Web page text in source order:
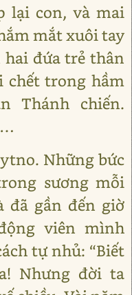
lại con, và mai
mắt xuôi tay
hai đứa trẻ thân
chết trong hầm
Thánh chiến.
Những bức
sương mỗi
đã gần đến giờ
viên mình
tự nhủ: “Biết
Nhưng đời ta